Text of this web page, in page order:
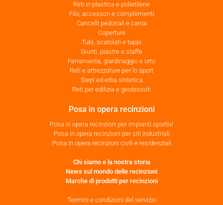
Reti in plastica e polietilene
Filo, accessori e complementi
Cancelli pedonali e carrai
Coperture
Tubi, scatolati e tappi
Giunti, piastre e staffe
Ferramenta, giardinaggio e orto
Reti e attrezzature per lo sport
Siepi ed erba sintetica
Reti per edilizia e geotessuti
Posa in opera recinzioni
Posa in opera recinzioni per impianti sportivi
Posa in opera recinzioni per siti industriali
Posa in opera recinzioni civili e residenziali
Chi siamo e la nostra storia
News sul mondo delle recinzioni
Marche di prodotti per recinzioni
Termini e condizioni del servizio